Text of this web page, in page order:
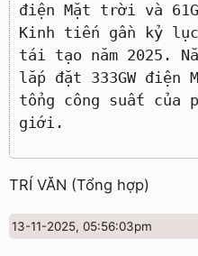
điện Mặt trời và
Kinh tiến gần kỷ
tái tạo năm 2025.
lắp đặt 333GW
tổng công suất của
giới.
TRÍ VĂN (Tổng hợp)
13-11-2025, 05:56:03pm